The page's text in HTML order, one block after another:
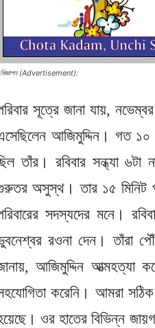
বিজ্ঞাপন (Advertisement):
সূত্রে জানা যায়,
আজিমুদ্দিন। গত ১০
তাঁর। রবিবার সন্ধ্যা
অসুস্থ। তার ১৫ মিনিট
সদস্যদের মনে।
রওনা দেন। তাঁরা
আজিমুদ্দিন আত্মহত্যা
করেনি। আমরা সঠিক
ওর হাতের বিভিন্ন